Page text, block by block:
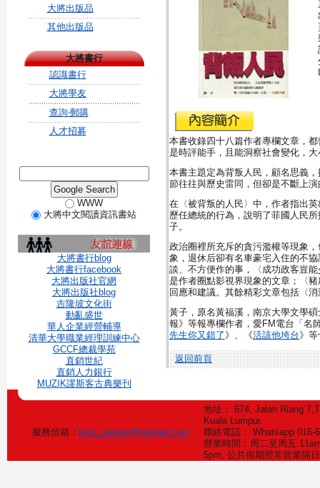
大將出版品
其他出版品
大將書行
認識書行
大將學友
查詢‧郵購
人才招募
WWW
大將中文閱讀資訊書站
大將書行blog
大將書行facebook
大將出版社官網
大將出版社blog
吉隆坡文化街
動亂盛世
華人企業經營輔導
清華大學職業經理訓練中心
GCCF總裁學苑
直銷世紀
直銷人力銀行
MUZIK謬斯客古典樂刊
本書收錄四十八篇作者專欄文章，
是時評能手，且能洞察社會變化，
本書主題定為背叛人民，顧名思義
節往往與歷史雷同，但卻是不斷上
在〈被背叛的人民〉中，作者指出
歷任總統的行為，說明了菲國人民
子。
政治圈裡所充斥的貪污濫權等現象
象，退休后卻有名車豪宅入住的不
談、不方便作的事，〈成功政客豈
是作者圈點影視界現象的文章；〈
回應和建議。其餘精彩文章包括〈
黃子，原名黃福溪，南京大學文學
報》等報專欄作者，愛FM電台「名
先生你又錯了 》、《活該他垮台》
返回前頁
服務信箱： klca_mentor@hotmail.com
地址： 674, Jalan Riang
Kuala Lumpur.
聯絡電話： Whatsapp
營業時間：周二至周五
5pm, 公共假期照常营業隔